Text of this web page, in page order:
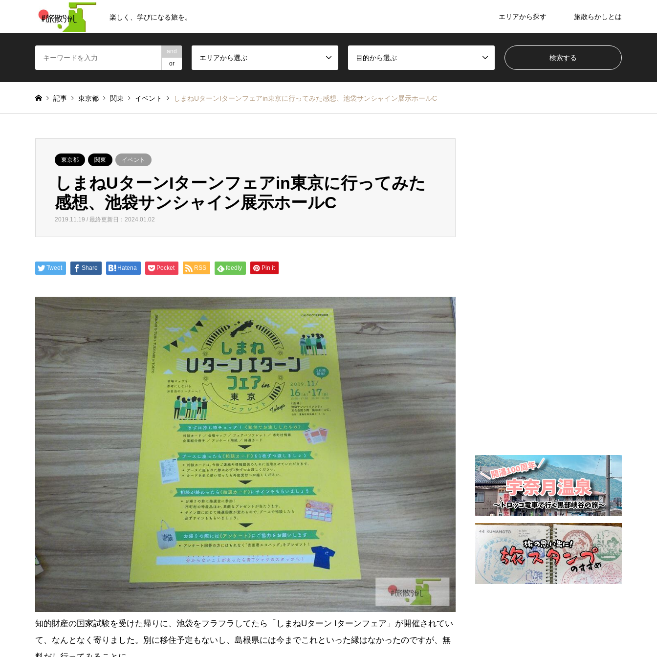
楽しく、学びになる旅を。 エリアから探す 旅散らかしとは
and
or
エリアから選ぶ 目的から選ぶ
記事 東京都 関東 イベント しまねUターンIターンフェアin東京に行ってみた感想、池袋サンシャイン展示ホールC
東京都 関東 イベント
しまねUターンIターンフェアin東京に行ってみた
感想、池袋サンシャイン展示ホールC
2019.11.19 / 最終更新日：2024.01.02
Tweet Share Hatena Pocket RSS feedly Pin it
知的財産の国家試験を受けた帰りに、池袋をフラフラしてたら「しまねUターン Iターンフェア」が開催されてい
て、なんとなく寄りました。別に移住予定もないし、島根県には今までこれといった縁はなかったのですが、無